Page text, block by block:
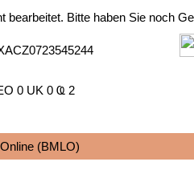
bearbeitet. Bitte haben Sie noch
0 UK 0 Ҩ 2
(BMLO)